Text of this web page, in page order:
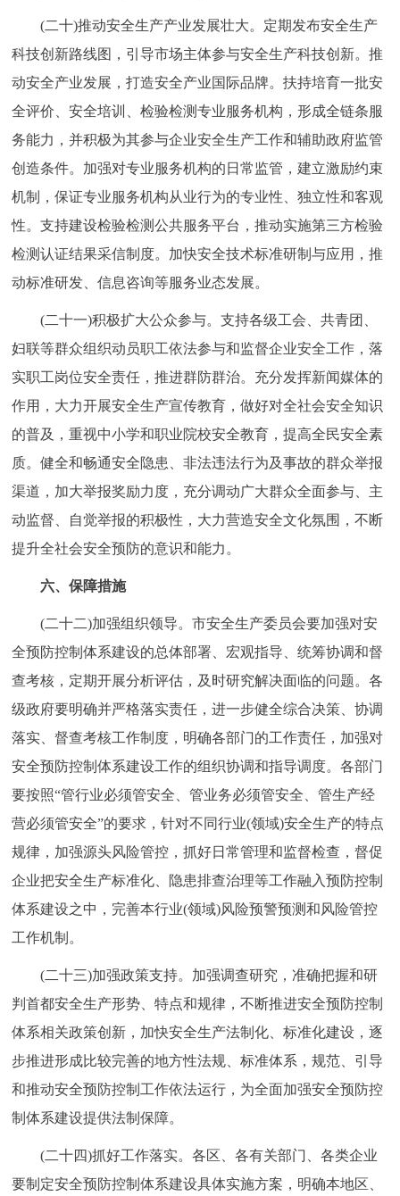
(二十)推动安全生产产业发展壮大。定期发布安全生产
科技创新路线图，引导市场主体参与安全生产科技创新。推
动安全产业发展，打造安全产业国际品牌。扶持培育一批安
全评价、安全培训、检验检测专业服务机构，形成全链条服
务能力，并积极为其参与企业安全生产工作和辅助政府监管
创造条件。加强对专业服务机构的日常监管，建立激励约束
机制，保证专业服务机构从业行为的专业性、独立性和客观
性。支持建设检验检测公共服务平台，推动实施第三方检验
检测认证结果采信制度。加快安全技术标准研制与应用，推
动标准研发、信息咨询等服务业态发展。
(二十一)积极扩大公众参与。支持各级工会、共青团、
妇联等群众组织动员职工依法参与和监督企业安全工作，落
实职工岗位安全责任，推进群防群治。充分发挥新闻媒体的
作用，大力开展安全生产宣传教育，做好对全社会安全知识
的普及，重视中小学和职业院校安全教育，提高全民安全素
质。健全和畅通安全隐患、非法违法行为及事故的群众举报
渠道，加大举报奖励力度，充分调动广大群众全面参与、主
动监督、自觉举报的积极性，大力营造安全文化氛围，不断
提升全社会安全预防的意识和能力。
六、保障措施
(二十二)加强组织领导。市安全生产委员会要加强对安
全预防控制体系建设的总体部署、宏观指导、统筹协调和督
查考核，定期开展分析评估，及时研究解决面临的问题。各
级政府要明确并严格落实责任，进一步健全综合决策、协调
落实、督查考核工作制度，明确各部门的工作责任，加强对
安全预防控制体系建设工作的组织协调和指导调度。各部门
要按照“管行业必须管安全、管业务必须管安全、管生产经
营必须管安全”的要求，针对不同行业(领域)安全生产的特点
规律，加强源头风险管控，抓好日常管理和监督检查，督促
企业把安全生产标准化、隐患排查治理等工作融入预防控制
体系建设之中，完善本行业(领域)风险预警预测和风险管控
工作机制。
(二十三)加强政策支持。加强调查研究，准确把握和研
判首都安全生产形势、特点和规律，不断推进安全预防控制
体系相关政策创新，加快安全生产法制化、标准化建设，逐
步推进形成比较完善的地方性法规、标准体系，规范、引导
和推动安全预防控制工作依法运行，为全面加强安全预防控
制体系建设提供法制保障。
(二十四)抓好工作落实。各区、各有关部门、各类企业
要制定安全预防控制体系建设具体实施方案，明确本地区、